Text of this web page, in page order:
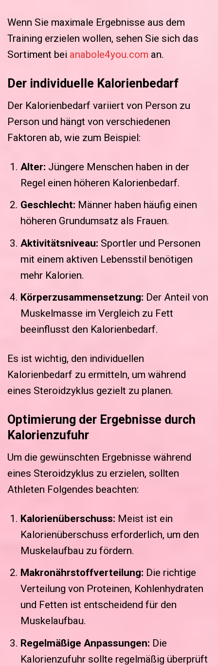
Wenn Sie maximale Ergebnisse aus dem
Training erzielen wollen, sehen Sie sich das
Sortiment bei anabole4you.com an.
Der individuelle Kalorienbedarf
Der Kalorienbedarf variiert von Person zu
Person und hängt von verschiedenen
Faktoren ab, wie zum Beispiel:
Alter: Jüngere Menschen haben in der
Regel einen höheren Kalorienbedarf.
Geschlecht: Männer haben häufig einen
höheren Grundumsatz als Frauen.
Aktivitätsniveau: Sportler und Personen
mit einem aktiven Lebensstil benötigen
mehr Kalorien.
Körperzusammensetzung: Der Anteil von
Muskelmasse im Vergleich zu Fett
beeinflusst den Kalorienbedarf.
Es ist wichtig, den individuellen
Kalorienbedarf zu ermitteln, um während
eines Steroidzyklus gezielt zu planen.
Optimierung der Ergebnisse durch
Kalorienzufuhr
Um die gewünschten Ergebnisse während
eines Steroidzyklus zu erzielen, sollten
Athleten Folgendes beachten:
Kalorienüberschuss: Meist ist ein
Kalorienüberschuss erforderlich, um den
Muskelaufbau zu fördern.
Makronährstoffverteilung: Die richtige
Verteilung von Proteinen, Kohlenhydraten
und Fetten ist entscheidend für den
Muskelaufbau.
Regelmäßige Anpassungen: Die
Kalorienzufuhr sollte regelmäßig überprüft